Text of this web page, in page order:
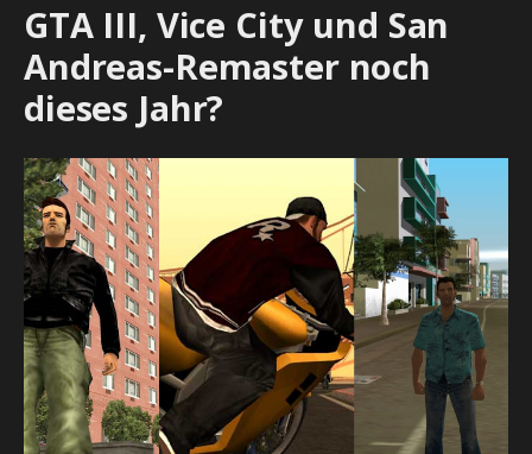
GTA III, Vice City und San
Andreas-Remaster noch
dieses Jahr?